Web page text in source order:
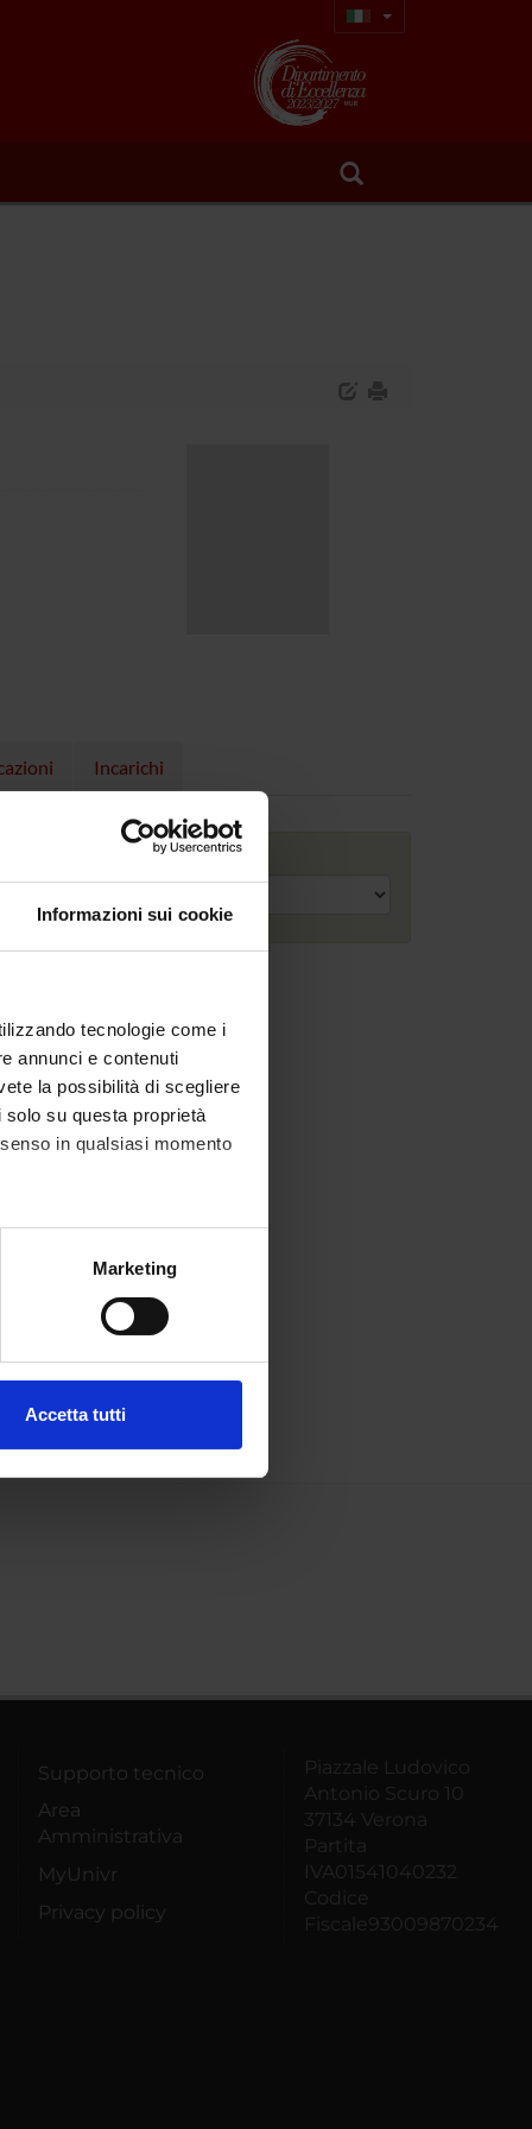
Informazioni sui cookie
tecnologie come i
annunci e contenuti
la possibilità di scegliere
su questa proprietà
in qualsiasi momento
metro,Marketing
Accetta tutti
Incarichi
Anno accademico
Supporto tecnico
Area
Amministrativa
MyUnivr
Privacy policy
Piazzale Ludovico
Antonio Scuro 10
37134 Verona
Partita
IVA01541040232
Codice
Fiscale93009870234